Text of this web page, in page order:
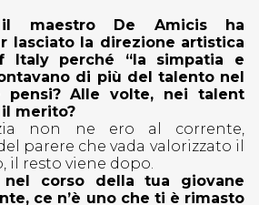
il maestro De Amicis ha
lasciato la direzione artistica
Italy perché “la simpatia e
di più del talento nel
pensi? Alle volte, nei talent
merito?
non ne ero al corrente,
parere che vada valorizzato il
il resto viene dopo.
corso della tua giovane
ce n’è uno che ti è rimasto